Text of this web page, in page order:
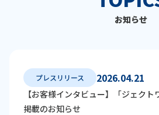
お知らせ
プレスリリース 2026.04.21
【お客様インタビュー】「ジェク
掲載のお知らせ